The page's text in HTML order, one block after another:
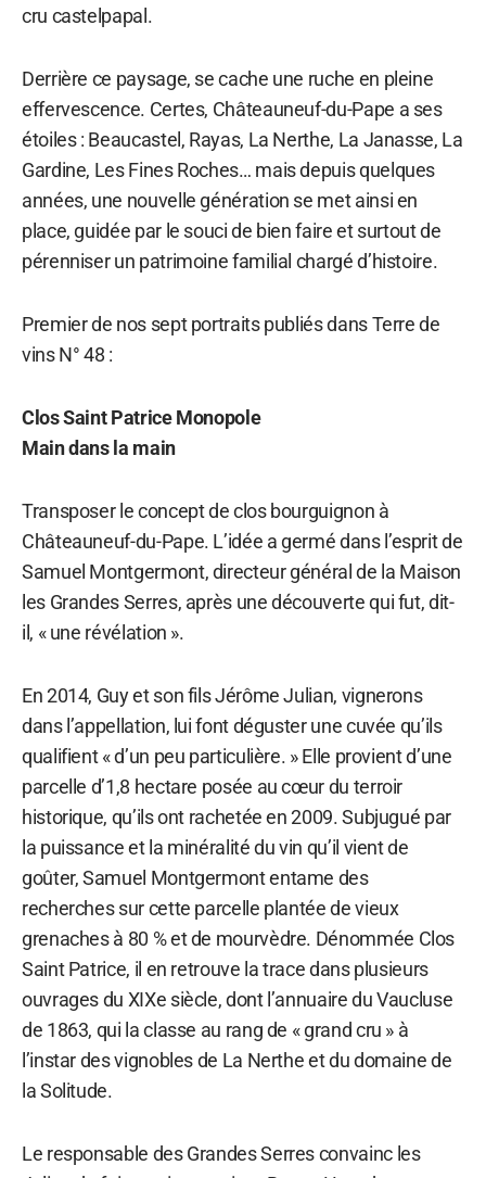
cru castelpapal.
Derrière ce paysage, se cache une ruche en pleine
effervescence. Certes, Châteauneuf-du-Pape a ses
étoiles : Beaucastel, Rayas, La Nerthe, La Janasse, La
Gardine, Les Fines Roches… mais depuis quelques
années, une nouvelle génération se met ainsi en
place, guidée par le souci de bien faire et surtout de
pérenniser un patrimoine familial chargé d’histoire.
Premier de nos sept portraits publiés dans Terre de
vins N° 48 :
Clos Saint Patrice Monopole
Main dans la main
Transposer le concept de clos bourguignon à
Châteauneuf-du-Pape. L’idée a germé dans l’esprit de
Samuel Montgermont, directeur général de la Maison
les Grandes Serres, après une découverte qui fut, dit-
il, « une révélation ».
En 2014, Guy et son fils Jérôme Julian, vignerons
dans l’appellation, lui font déguster une cuvée qu’ils
qualifient « d’un peu particulière. » Elle provient d’une
parcelle d’1,8 hectare posée au cœur du terroir
historique, qu’ils ont rachetée en 2009. Subjugué par
la puissance et la minéralité du vin qu’il vient de
goûter, Samuel Montgermont entame des
recherches sur cette parcelle plantée de vieux
grenaches à 80 % et de mourvèdre. Dénommée Clos
Saint Patrice, il en retrouve la trace dans plusieurs
ouvrages du XIXe siècle, dont l’annuaire du Vaucluse
de 1863, qui la classe au rang de « grand cru » à
l’instar des vignobles de La Nerthe et du domaine de
la Solitude.
Le responsable des Grandes Serres convainc les